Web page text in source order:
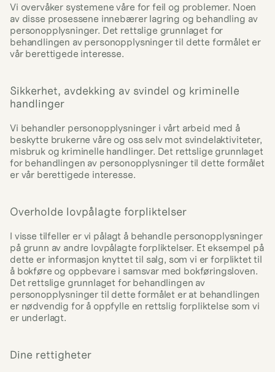
Vi overvåker systemene våre for feil og problemer. Noen
av disse prosessene innebærer lagring og behandling av
personopplysninger. Det rettslige grunnlaget for
behandlingen av personopplysninger til dette formålet er
vår berettigede interesse.
Sikkerhet, avdekking av svindel og kriminelle
handlinger
Vi behandler personopplysninger i vårt arbeid med å
beskytte brukerne våre og oss selv mot svindelaktiviteter,
misbruk og kriminelle handlinger. Det rettslige grunnlaget
for behandlingen av personopplysninger til dette formålet
er vår berettigede interesse.
Overholde lovpålagte forpliktelser
I visse tilfeller er vi pålagt å behandle personopplysninger
på grunn av andre lovpålagte forpliktelser. Et eksempel på
dette er informasjon knyttet til salg, som vi er forpliktet til
å bokføre og oppbevare i samsvar med bokføringsloven.
Det rettslige grunnlaget for behandlingen av
personopplysninger til dette formålet er at behandlingen
er nødvendig for å oppfylle en rettslig forpliktelse som vi
er underlagt.
Dine rettigheter